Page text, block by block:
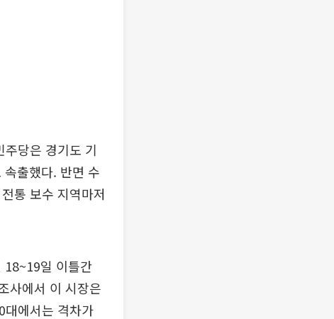
당은 경기도 기
출했다. 반면 수
통 보수 지역마저
18~19일 이틀간
사에서 이 시장은
에서는 격차가